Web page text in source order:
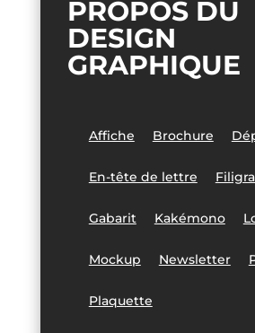
PROPOS DU
DESIGN
GRAPHIQUE
Affiche Brochure
En-tête de lettre
Gabarit Kakémono
Mockup Newsletter
Plaquette